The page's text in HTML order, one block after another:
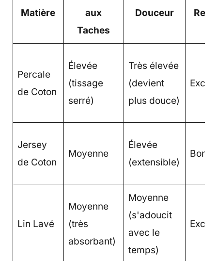
Matière
aux
Taches
Douceur
Percale
de Coton
Élevée
(tissage
serré)
Très élevée
(devient
plus douce)
Jersey
de Coton
Moyenne
Élevée
(extensible)
Lin Lavé
Moyenne
(très
absorbant)
Moyenne
(s'adoucit
avec le
temps)